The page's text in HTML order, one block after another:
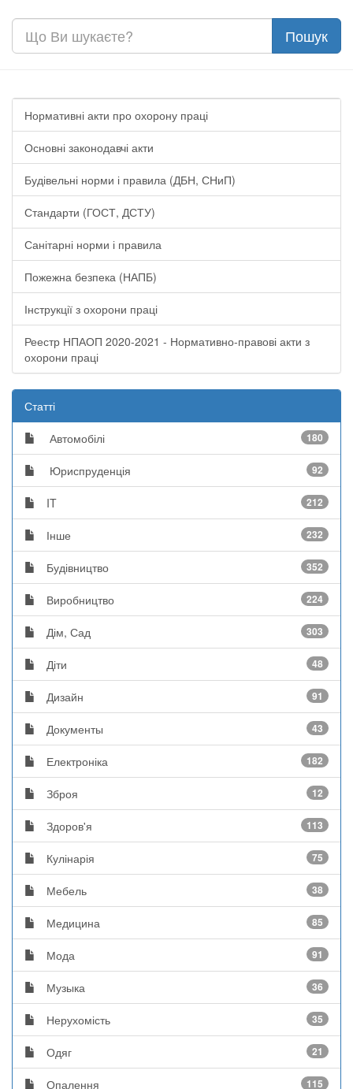
Нормативні акти про охорону праці
Основні законодавчі акти
Будівельні норми і правила (ДБН, СНиП)
Стандарти (ГОСТ, ДСТУ)
Санітарні норми і правила
Пожежна безпека (НАПБ)
Інструкції з охорони праці
Реестр НПАОП 2020-2021 - Нормативно-правові акти з
охорони праці
Статті
Автомобілі 180
Юриспруденція 92
IT 212
Інше 232
Будівництво 352
Виробництво 224
Дім, Сад 303
Діти 48
Дизайн 91
Документы 43
Електроніка 182
Зброя 12
Здоров'я 113
Кулінарія 75
Мебель 38
Медицина 85
Мода 91
Музыка 36
Нерухомість 35
Одяг 21
Опалення 115